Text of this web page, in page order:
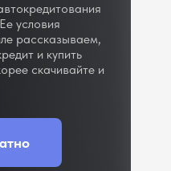
условия
рассказываем,
и купить
скачивайте и